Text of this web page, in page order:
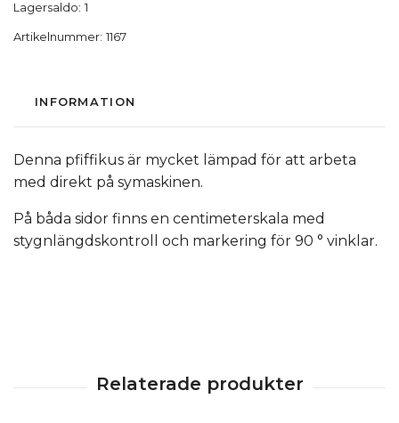
Lagersaldo: 1
Artikelnummer: 1167
INFORMATION
Denna pfiffikus är mycket lämpad för att arbeta
med direkt på symaskinen.
På båda sidor finns en centimeterskala med
stygnlängdskontroll och markering för 90 ° vinklar.